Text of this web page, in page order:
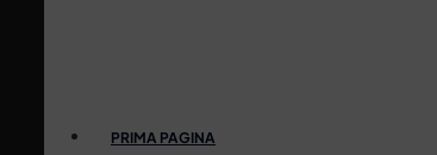
PRIMA PAGINA